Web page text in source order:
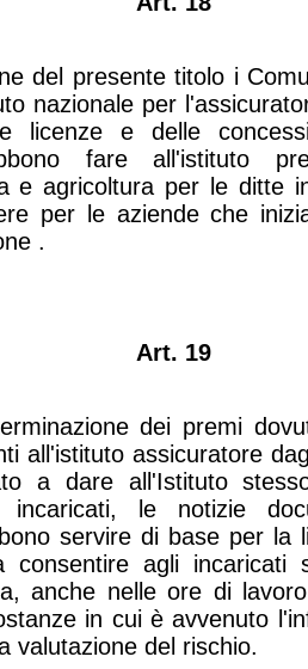
del presente titolo i
nazionale per
licenze e delle
fare all'istituto
e agricoltura per le ditte
per le aziende che
.
Art. 19
dei premi
all'istituto assicuratore
a dare all'Istituto
incaricati, le notizie
servire di base per la
consentire agli incaricati
anche nelle ore di
in cui è avvenuto
valutazione del rischio.